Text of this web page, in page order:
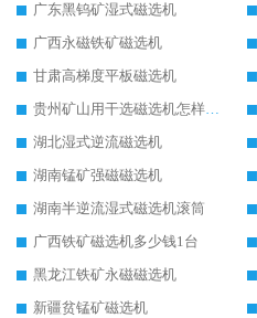
广东黑钨矿湿式磁选机
广西永磁铁矿磁选机
甘肃高梯度平板磁选机
贵州矿山用干选磁选机怎样调磁
湖北湿式逆流磁选机
湖南锰矿强磁磁选机
湖南半逆流湿式磁选机滚筒
广西铁矿磁选机多少钱1台
黑龙江铁矿永磁磁选机
新疆贫锰矿磁选机